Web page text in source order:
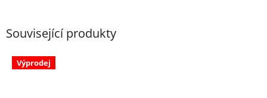
Související produkty
Výprodej